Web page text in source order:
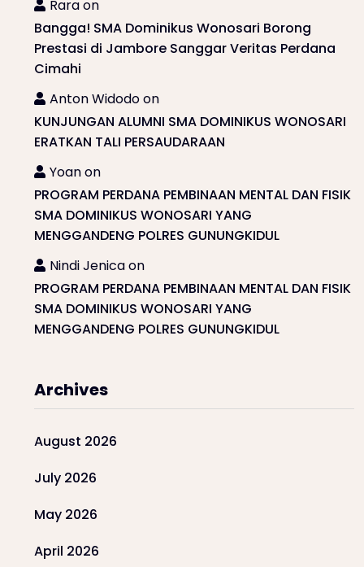
Raraon
Bangga! SMA Dominikus Wonosari Borong
Prestasi di Jambore Sanggar Veritas Perdana
Cimahi
Anton Widodoon
KUNJUNGAN ALUMNI SMA DOMINIKUS WONOSARI
ERATKAN TALI PERSAUDARAAN
Yoanon
PROGRAM PERDANA PEMBINAAN MENTAL DAN FISIK
SMA DOMINIKUS WONOSARI YANG
MENGGANDENG POLRES GUNUNGKIDUL
Nindi Jenicaon
PROGRAM PERDANA PEMBINAAN MENTAL DAN FISIK
SMA DOMINIKUS WONOSARI YANG
MENGGANDENG POLRES GUNUNGKIDUL
Archives
August 2026
July 2026
May 2026
April 2026